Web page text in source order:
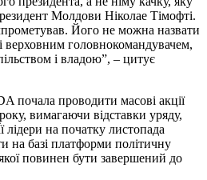
Молдови Ніколае Тімофті.
Його не можна назвати
верховним головнокомандувачем,
і владою”, – цитує
почала проводити масові акції
вимагаючи відставки уряду,
лідери на початку листопада
на базі платформи політичну
повинен бути завершений до